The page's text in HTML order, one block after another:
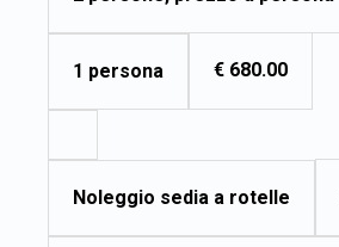
1 persona € 680.00
Noleggio sedia a rotelle